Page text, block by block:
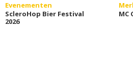
Evenementen
ScleroHop Bier Festival
2026
MC